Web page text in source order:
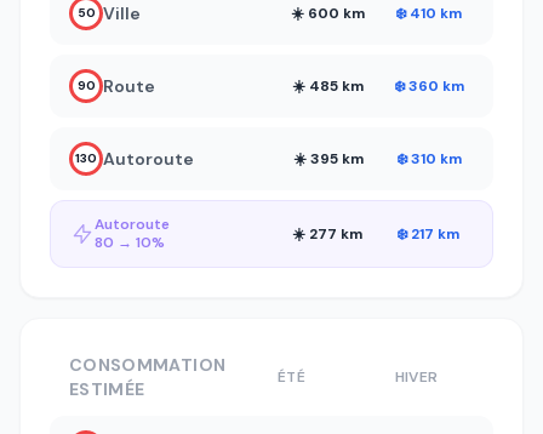
50 Ville ☀️ 600 km ❄️ 410 km
90 Route ☀️ 485 km ❄️ 360 km
130 Autoroute ☀️ 395 km ❄️ 310 km
Autoroute
80 → 10%
☀️ 277 km ❄️ 217 km
CONSOMMATION
ESTIMÉE
ÉTÉ HIVER